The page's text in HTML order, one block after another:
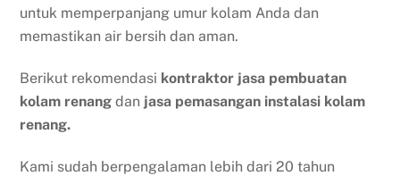
untuk memperpanjang umur kolam Anda dan
memastikan air bersih dan aman.
Berikut rekomendasi kontraktor jasa pembuatan
kolam renang dan jasa pemasangan instalasi kolam
renang.
Kami sudah berpengalaman lebih dari 20 tahun